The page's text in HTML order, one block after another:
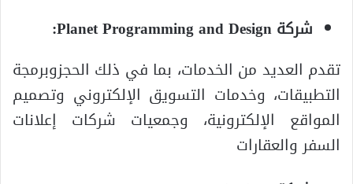
شركة Planet Programming and Design:
تقدم العديد من الخدمات، بما في ذلك الحجزوبرمجة
التطبيقات، وخدمات التسويق الإلكتروني وتصميم
المواقع الإلكترونية، وجمعيات شركات إعلانات
السفر والعقارات